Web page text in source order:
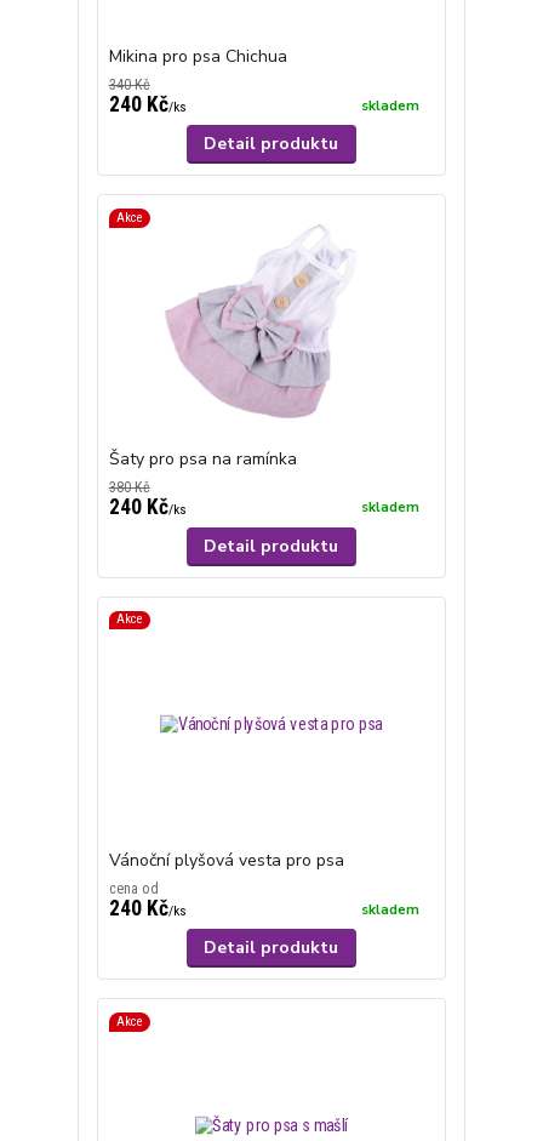
Mikina pro psa Chichua
340 Kč
240 Kč/ks skladem
Detail produktu
Akce
Šaty pro psa na ramínka
380 Kč
240 Kč/ks skladem
Detail produktu
Akce
Vánoční plyšová vesta pro psa
cena od
240 Kč/ks skladem
Detail produktu
Akce